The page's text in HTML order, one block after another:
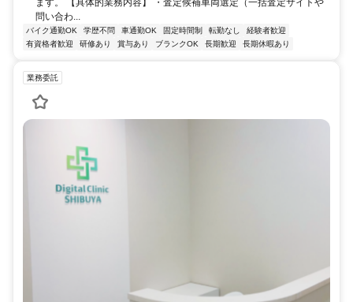
ます。 【具体的業務内容】 ・査定候補車両選定（一括査定サイトや
問い合わ...
バイク通勤OK 学歴不問 車通勤OK 固定時間制 転勤なし
経験者歓迎
有資格者歓迎
研修あり 賞与あり ブランクOK 長期歓迎 長期休暇あり
業務委託